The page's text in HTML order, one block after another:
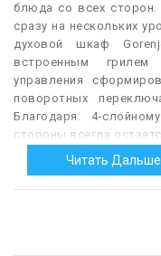
блюда со всех сторон.
сразу на нескольких
духовой шкаф
встроенным
управления
поворотных
Благодаря 4-
стороны всегда
GentleClose
внимание на
систему очистки
Читать